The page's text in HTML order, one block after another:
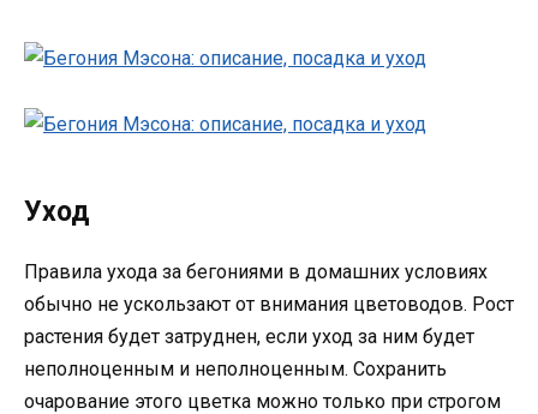
Уход
Правила ухода за бегониями в домашних условиях
обычно не ускользают от внимания цветоводов. Рост
растения будет затруднен, если уход за ним будет
неполноценным и неполноценным. Сохранить
очарование этого цветка можно только при строгом